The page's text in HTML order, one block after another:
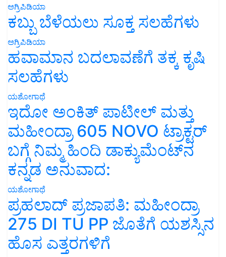
ಅಗ್ರಿಪಿಡಿಯಾ
ಕಬ್ಬು ಬೆಳೆಯಲು ಸೂಕ್ತ ಸಲಹೆಗಳು
ಅಗ್ರಿಪಿಡಿಯಾ
ಹವಾಮಾನ ಬದಲಾವಣೆಗೆ ತಕ್ಕ ಕೃಷಿ
ಸಲಹೆಗಳು
ಯಶೋಗಾಥೆ
ಇದೋ ಅಂಕಿತ್ ಪಾಟೀಲ್ ಮತ್ತು
ಮಹೀಂದ್ರಾ 605 NOVO ಟ್ರಾಕ್ಟರ್
ಬಗ್ಗೆ ನಿಮ್ಮ ಹಿಂದಿ ಡಾಕ್ಯುಮೆಂಟ್‌ನ
ಕನ್ನಡ ಅನುವಾದ:
ಯಶೋಗಾಥೆ
ಪ್ರಹಲಾದ್ ಪ್ರಜಾಪತಿ: ಮಹೀಂದ್ರಾ
275 DI TU PP ಜೊತೆಗೆ ಯಶಸ್ಸಿನ
ಹೊಸ ಎತ್ತರಗಳಿಗೆ